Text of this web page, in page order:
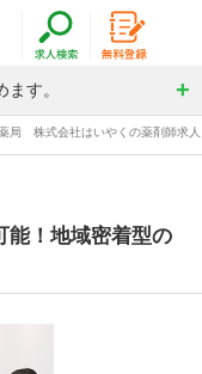
す。
局 株式会社はいやくの薬剤師求人
能！地域密着型の